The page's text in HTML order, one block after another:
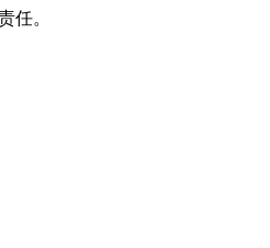
任。